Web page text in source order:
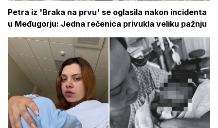
Petra iz 'Braka na prvu' se oglasila nakon incidenta
u Međugorju: Jedna rečenica privukla veliku pažnju